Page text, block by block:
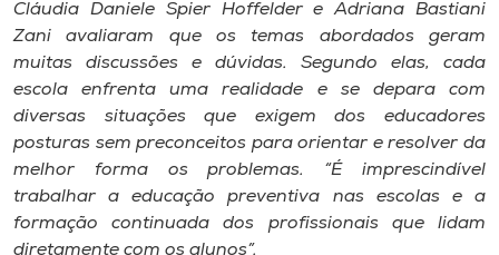
Cláudia Daniele Spier Hoffelder e Adriana Bastiani
Zani avaliaram que os temas abordados geram
muitas discussões e dúvidas. Segundo elas, cada
escola enfrenta uma realidade e se depara com
diversas situações que exigem dos educadores
posturas sem preconceitos para orientar e resolver da
melhor forma os problemas. “É imprescindível
trabalhar a educação preventiva nas escolas e a
formação continuada dos profissionais que lidam
diretamente com os alunos”.